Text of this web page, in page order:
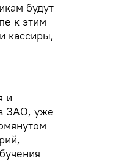
будут
к этим
кассиры,
и
ЗАО, уже